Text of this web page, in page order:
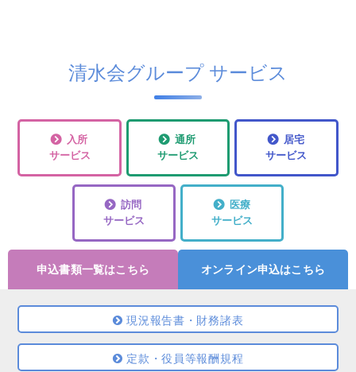
申込書類一覧はこちら オンライン申込はこちら
清水会グループ サービス
入所
サービス
通所
サービス
居宅
サービス
訪問
サービス
医療
サービス
現況報告書・財務諸表
定款・役員等報酬規程